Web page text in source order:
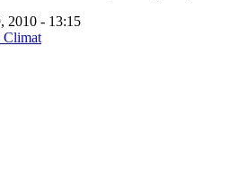
2010 - 13:15
Climat